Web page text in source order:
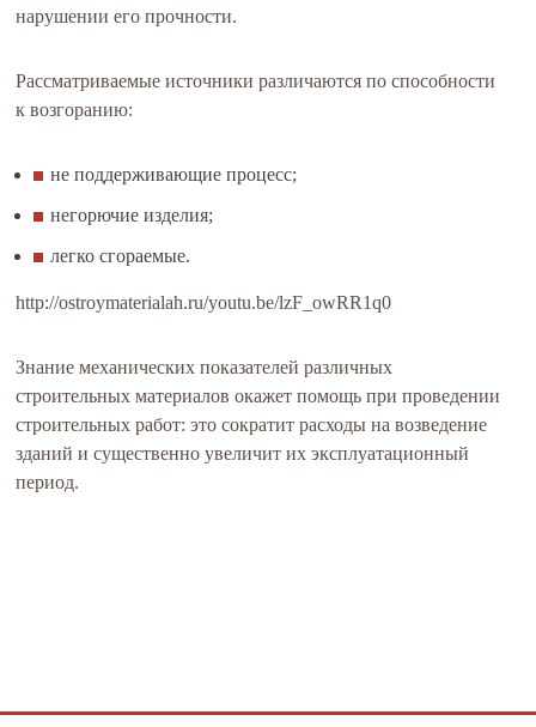
нарушении его прочности.
Рассматриваемые источники различаются по способности
к возгоранию:
не поддерживающие процесс;
негорючие изделия;
легко сгораемые.
http://ostroymaterialah.ru/youtu.be/lzF_owRR1q0
Знание механических показателей различных
строительных материалов окажет помощь при проведении
строительных работ: это сократит расходы на возведение
зданий и существенно увеличит их эксплуатационный
период.